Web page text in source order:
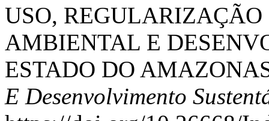
USO,
AMBIENTAL E
ESTADO DO
E Desenvolvimento